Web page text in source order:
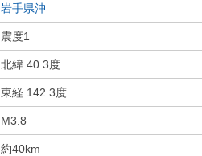
岩手県沖
震度1
北緯 40.3度
東経 142.3度
M3.8
約40km